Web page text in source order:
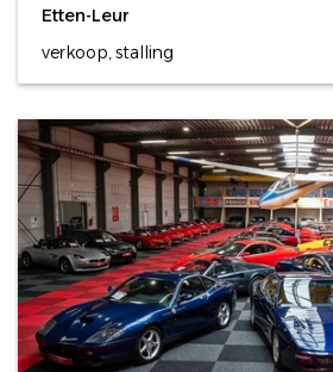
Etten-Leur
verkoop, stalling